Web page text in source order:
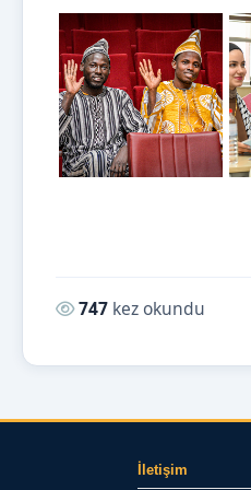
Okunma sayısı:
747 kez okundu
İletişim